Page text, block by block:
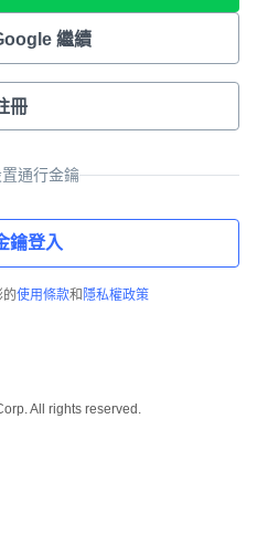
繼續
冊
通行金鑰
鑰登入
使用條款和 隱私權政策
All rights reserved.